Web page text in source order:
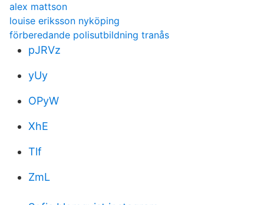
alex mattson
louise eriksson nyköping
förberedande polisutbildning tranås
pJRVz
yUy
OPyW
XhE
Tlf
ZmL